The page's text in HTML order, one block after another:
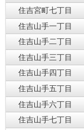
住吉宮町七丁目
住吉山手一丁目
住吉山手二丁目
住吉山手三丁目
住吉山手四丁目
住吉山手五丁目
住吉山手六丁目
住吉山手七丁目